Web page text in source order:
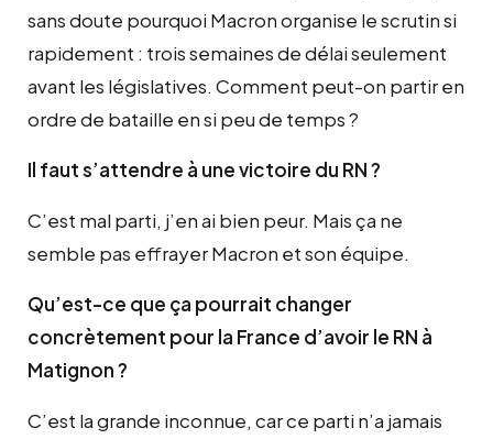
sans doute pourquoi Macron organise le scrutin si
rapidement : trois semaines de délai seulement
avant les législatives. Comment peut-on partir en
ordre de bataille en si peu de temps ?
Il faut s’attendre à une victoire du RN ?
C’est mal parti, j’en ai bien peur. Mais ça ne
semble pas effrayer Macron et son équipe.
Qu’est-ce que ça pourrait changer
concrètement pour la France d’avoir le RN à
Matignon ?
C’est la grande inconnue, car ce parti n’a jamais